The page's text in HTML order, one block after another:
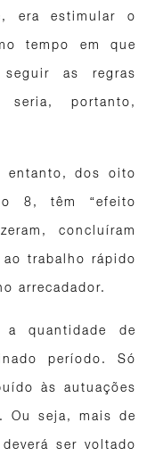
era estimular o
tempo em que
as regras
portanto,
entanto, dos oito
8, têm “efeito
concluíram
trabalho rápido
arrecadador.
quantidade de
período. Só
às autuações
Ou seja, mais de
ser voltado